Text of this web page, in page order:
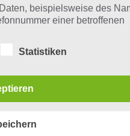
beispielsweise des
einer betroffenen
Datenschutzerklärung
mittels dieser
Rechte
zahlreiche
Statistiken